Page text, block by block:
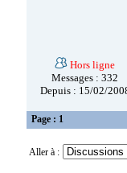
Hors ligne
Messages : 332
Depuis : 15/02/
Page : 1
Aller à :